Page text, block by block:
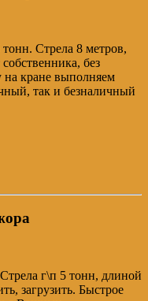
Стрела 8 метров,
без
на кране выполняем
так и безналичный
г\п 5 тонн, длиной
загрузить. Быстрое